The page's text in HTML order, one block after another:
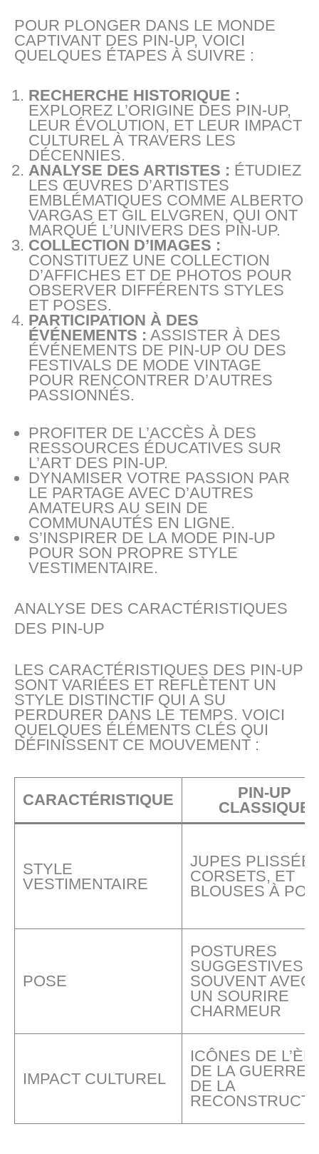
POUR PLONGER DANS LE MONDE
CAPTIVANT DES PIN-UP, VOICI
QUELQUES ÉTAPES À SUIVRE :
RECHERCHE HISTORIQUE :
EXPLOREZ L’ORIGINE DES PIN-UP,
LEUR ÉVOLUTION, ET LEUR IMPACT
CULTUREL À TRAVERS LES
DÉCENNIES.
ANALYSE DES ARTISTES : ÉTUDIEZ
LES ŒUVRES D’ARTISTES
EMBLÉMATIQUES COMME ALBERTO
VARGAS ET GIL ELVGREN, QUI ONT
MARQUÉ L’UNIVERS DES PIN-UP.
COLLECTION D’IMAGES :
CONSTITUEZ UNE COLLECTION
D’AFFICHES ET DE PHOTOS POUR
OBSERVER DIFFÉRENTS STYLES
ET POSES.
PARTICIPATION À DES
ÉVÉNEMENTS : ASSISTER À DES
ÉVÉNEMENTS DE PIN-UP OU DES
FESTIVALS DE MODE VINTAGE
POUR RENCONTRER D’AUTRES
PASSIONNÉS.
PROFITER DE L’ACCÈS À DES
RESSOURCES ÉDUCATIVES SUR
L’ART DES PIN-UP.
DYNAMISER VOTRE PASSION PAR
LE PARTAGE AVEC D’AUTRES
AMATEURS AU SEIN DE
COMMUNAUTÉS EN LIGNE.
S’INSPIRER DE LA MODE PIN-UP
POUR SON PROPRE STYLE
VESTIMENTAIRE.
ANALYSE DES CARACTÉRISTIQUES
DES PIN-UP
LES CARACTÉRISTIQUES DES PIN-UP
SONT VARIÉES ET REFLÈTENT UN
STYLE DISTINCTIF QUI A SU
PERDURER DANS LE TEMPS. VOICI
QUELQUES ÉLÉMENTS CLÉS QUI
DÉFINISSENT CE MOUVEMENT :
CARACTÉRISTIQUE
PIN-UP
CLASSIQUE
STYLE
VESTIMENTAIRE
JUPES
CORSETS, ET
BLOUSES À
POSE
POSTURES
SUGGESTIVES,
SOUVENT AVEC
UN SOURIRE
CHARMEUR
IMPACT CULTUREL
ICÔNES DE
DE LA GUERRE
DE LA